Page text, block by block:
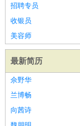
招聘专员
收银员
美容师
最新简历
佘野华
兰博畅
向茜诗